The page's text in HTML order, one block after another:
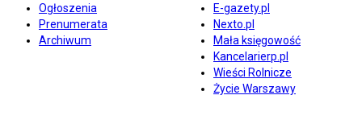
Ogłoszenia
Prenumerata
Archiwum
E-gazety.pl
Nexto.pl
Mała księgowość
Kancelarierp.pl
Wieści Rolnicze
Życie Warszawy